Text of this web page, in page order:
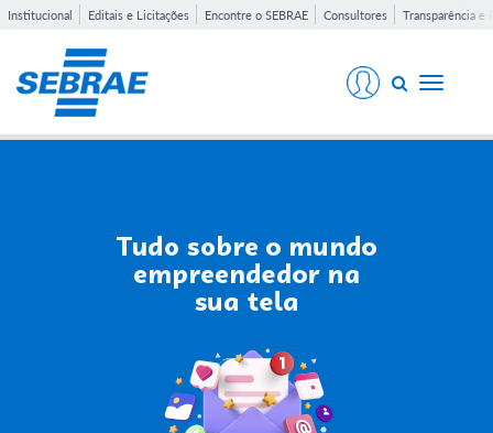
Institucional Editais e Licitações Encontre o SEBRAE Consultores Transparência e
Toggle